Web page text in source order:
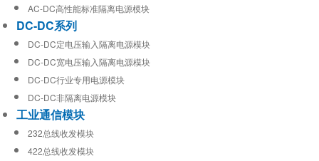
AC-DC高性能标准隔离电源模块
DC-DC系列
DC-DC定电压输入隔离电源模块
DC-DC宽电压输入隔离电源模块
DC-DC行业专用电源模块
DC-DC非隔离电源模块
工业通信模块
232总线收发模块
422总线收发模块